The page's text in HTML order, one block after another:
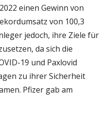
einen Gewinn von
von 100,3
jedoch, ihre Ziele für
da sich die
19 und Paxlovid
zu ihrer Sicherheit
Pfizer gab am